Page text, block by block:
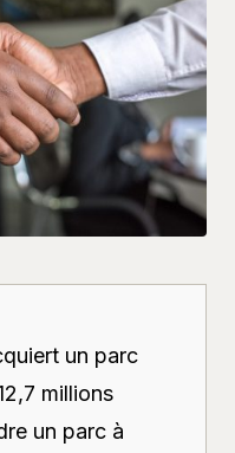
un parc
millions
un parc à